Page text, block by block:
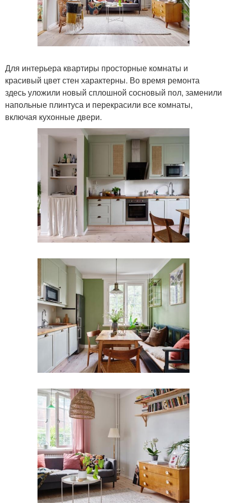
Для интерьера квартиры просторные комнаты и
красивый цвет стен характерны. Во время ремонта
здесь уложили новый сплошной сосновый пол, заменили
напольные плинтуса и перекрасили все комнаты,
включая кухонные двери.